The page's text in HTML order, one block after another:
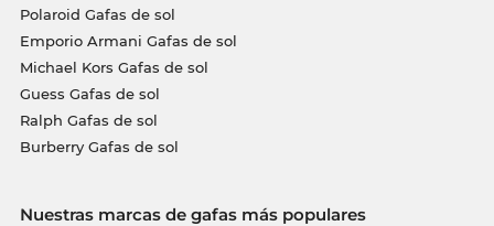
Polaroid Gafas de sol
Emporio Armani Gafas de sol
Michael Kors Gafas de sol
Guess Gafas de sol
Ralph Gafas de sol
Burberry Gafas de sol
Nuestras marcas de gafas más populares